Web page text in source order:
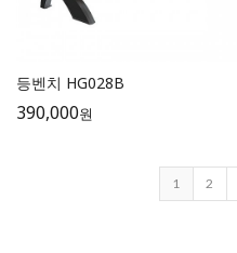
등벤치 HG028B
390,000원
1 2